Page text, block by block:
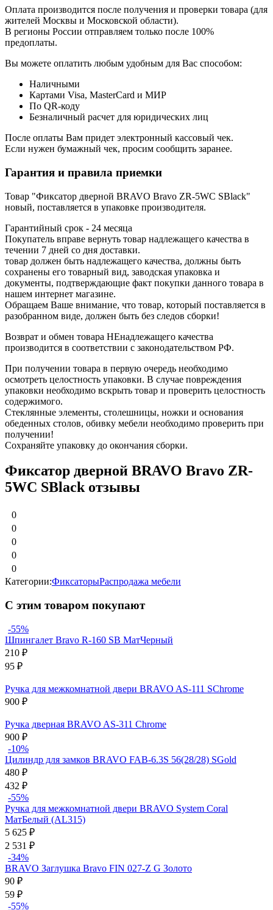
Оплата производится после получения и проверки товара (для
жителей Москвы и Московской области).
В регионы России отправляем только после 100%
предоплаты.
Вы можете оплатить любым удобным для Вас способом:
Наличными
Картами Visa, MasterCard и МИР
По QR-коду
Безналичный расчет для юридических лиц
После оплаты Вам придет электронный кассовый чек.
Если нужен бумажный чек, просим сообщить заранее.
Гарантия и правила приемки
Товар "Фиксатор дверной BRAVO Bravo ZR-5WC SBlack"
новый, поставляется в упаковке производителя.
Гарантийный срок - 24 месяца
Покупатель вправе вернуть товар надлежащего качества в
течении 7 дней со дня доставки.
товар должен быть надлежащего качества, должны быть
сохранены его товарный вид, заводская упаковка и
документы, подтверждающие факт покупки данного товара в
нашем интернет магазине.
Обращаем Ваше внимание, что товар, который поставляется в
разобранном виде, должен быть без следов сборки!
Возврат и обмен товара НЕнадлежащего качества
производится в соответствии с законодательством РФ.
При получении товара в первую очередь необходимо
осмотреть целостность упаковки. В случае повреждения
упаковки необходимо вскрыть товар и проверить целостность
содержимого.
Стеклянные элементы, столешницы, ножки и основания
обеденных столов, обивку мебели необходимо проверить при
получении!
Сохраняйте упаковку до окончания сборки.
Фиксатор дверной BRAVO Bravo ZR-
5WC SBlack отзывы
0
0
0
0
0
Категории:ФиксаторыРаспродажа мебели
С этим товаром покупают
-55%
Шпингалет Bravo R-160 SB МатЧерный
210 ₽
95 ₽
Ручка для межкомнатной двери BRAVO AS-111 SChrome
900 ₽
Ручка дверная BRAVO AS-311 Chrome
900 ₽
-10%
Цилиндр для замков BRAVO FAB-6.3S 56(28/28) SGold
480 ₽
432 ₽
-55%
Ручка для межкомнатной двери BRAVO System Coral
МатБелый (AL315)
5 625 ₽
2 531 ₽
-34%
BRAVO Заглушка Bravo FIN 027-Z G Золото
90 ₽
59 ₽
-55%